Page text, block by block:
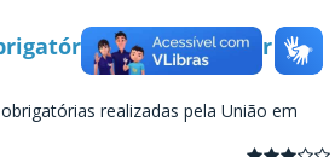
da União - por
realizadas pela União em